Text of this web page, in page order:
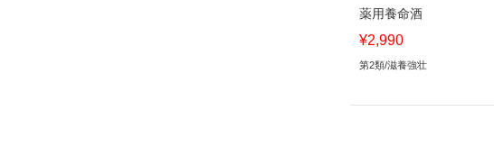
薬用養命酒
¥2,990
第2類/滋養強壮